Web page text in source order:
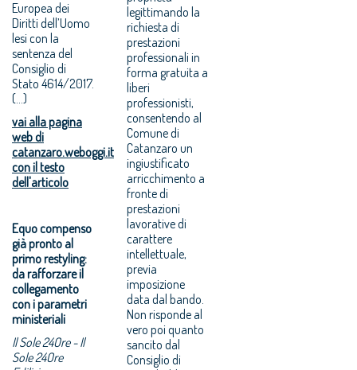
Europea dei
Diritti dell’Uomo
lesi con la
sentenza del
Consiglio di
Stato 4614/2017.
(...)
vai alla pagina
web di
catanzaro.weboggi.it
con il testo
dell'articolo
Equo compenso
già pronto al
primo restyling:
da rafforzare il
collegamento
con i parametri
ministeriali
Il Sole 24Ore - Il
Sole 24Ore
legittimando la
richiesta di
prestazioni
professionali in
forma gratuita a
liberi
professionisti,
consentendo al
Comune di
Catanzaro un
ingiustificato
arricchimento a
fronte di
prestazioni
lavorative di
carattere
intellettuale,
previa
imposizione
data dal bando.
Non risponde al
vero poi quanto
sancito dal
Consiglio di